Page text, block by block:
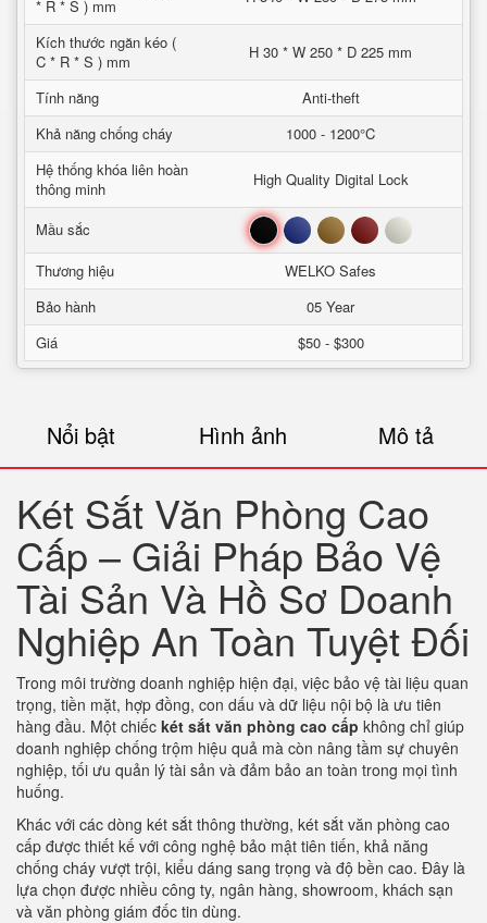
* R * S ) mm
Kích thước ngăn kéo (
C * R * S ) mm
H 30 * W 250 * D 225 mm
Tính năng
Anti-theft
Khả năng chống cháy
1000 - 1200°C
Hệ thống khóa liên hoàn
thông minh
High Quality Digital Lock
Mầu sắc Đen Xanh Nâu Đỏ Trắng
Thương hiệu
WELKO Safes
Bảo hành
05 Year
Giá
$50 - $300
Nổi bật Hình ảnh Mô tả
Két Sắt Văn Phòng Cao
Cấp – Giải Pháp Bảo Vệ
Tài Sản Và Hồ Sơ Doanh
Nghiệp An Toàn Tuyệt Đối
Trong môi trường doanh nghiệp hiện đại, việc bảo vệ tài liệu quan
trọng, tiền mặt, hợp đồng, con dấu và dữ liệu nội bộ là ưu tiên
hàng đầu. Một chiếc két sắt văn phòng cao cấp không chỉ giúp
doanh nghiệp chống trộm hiệu quả mà còn nâng tầm sự chuyên
nghiệp, tối ưu quản lý tài sản và đảm bảo an toàn trong mọi tình
huống.
Khác với các dòng két sắt thông thường, két sắt văn phòng cao
cấp được thiết kế với công nghệ bảo mật tiên tiến, khả năng
chống cháy vượt trội, kiểu dáng sang trọng và độ bền cao. Đây là
lựa chọn được nhiều công ty, ngân hàng, showroom, khách sạn
và văn phòng giám đốc tin dùng.